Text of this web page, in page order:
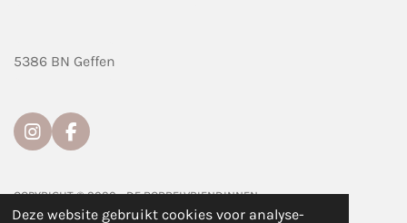
Deze website gebruikt cookies voor analyse-
5386 BN Geffen
I
n
t
a
F
a
e
b
COPYRIGHT © 2020 - DE BORRELVRIENDINNEN